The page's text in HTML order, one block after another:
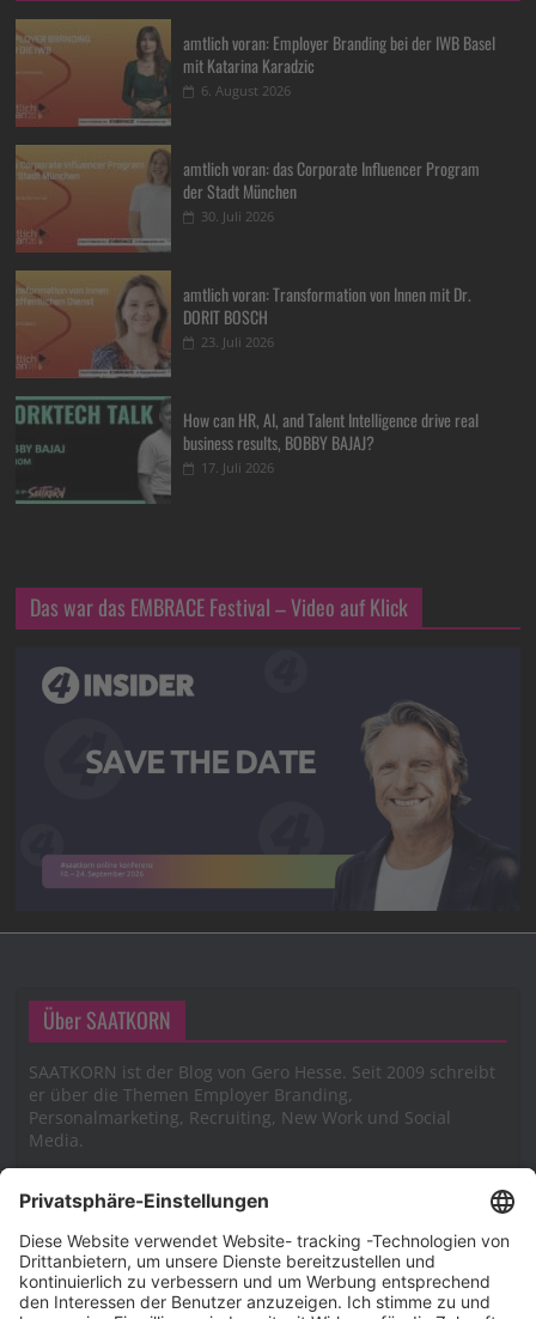
amtlich voran: Employer Branding bei der IWB Basel
mit Katarina Karadzic
6. August 2026
amtlich voran: das Corporate Influencer Program
der Stadt München
30. Juli 2026
amtlich voran: Transformation von Innen mit Dr.
DORIT BOSCH
23. Juli 2026
How can HR, AI, and Talent Intelligence drive real
business results, BOBBY BAJAJ?
17. Juli 2026
Das war das EMBRACE Festival – Video auf Klick
Über SAATKORN
SAATKORN ist der Blog von Gero Hesse. Seit 2009 schreibt
er über die Themen Employer Branding,
Personalmarketing, Recruiting, New Work und Social
Media.
Impressum